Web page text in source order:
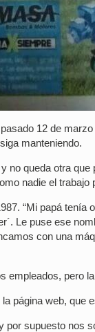
12 de
manteniendo.
no queda otra
nadie el
“Mi papá
Le puse ese
con una
empleados, pero
página web, que
supuesto nos